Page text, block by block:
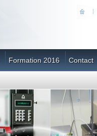
Formation 2016 Contact